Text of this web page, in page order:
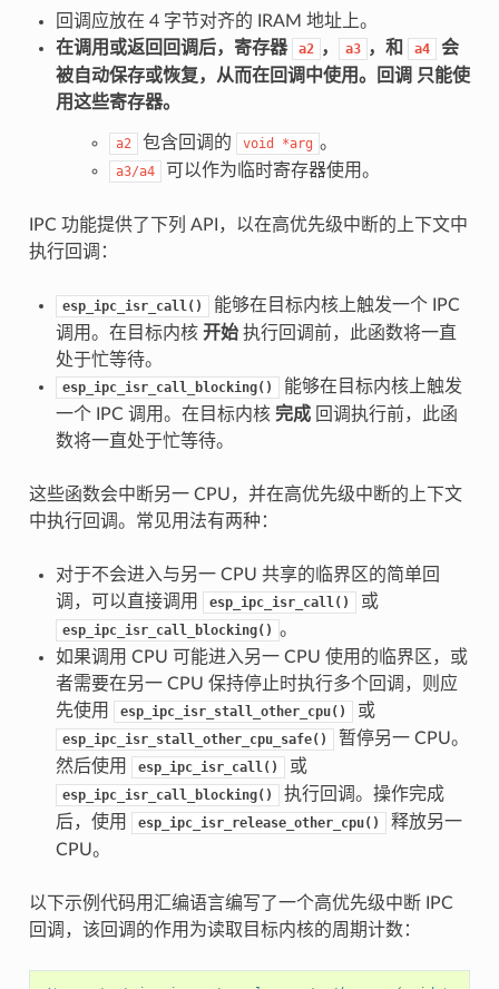
回调应放在 4 字节对齐的 IRAM 地址上。
在调用或返回回调后，寄存器
a2 ， a3 ，和 a4
会
被自动保存或恢复，从而在回调中使用。回调 只能使
用这些寄存器。
a2 包含回调的 void *arg 。
a3/a4 可以作为临时寄存器使用。
IPC 功能提供了下列 API，以在高优先级中断的上下文中
执行回调：
esp_ipc_isr_call()
能够在目标内核上触发一个 IPC
调用。在目标内核 开始执行回调前，此函数将一直
处于忙等待。
esp_ipc_isr_call_blocking()
能够在目标内核上触发
一个 IPC 调用。在目标内核 完成回调执行前，此函
数将一直处于忙等待。
这些函数会中断另一 CPU，并在高优先级中断的上下文
中执行回调。常见用法有两种：
对于不会进入与另一 CPU 共享的临界区的简单回
调，可以直接调用
esp_ipc_isr_call() 或
esp_ipc_isr_call_blocking() 。
如果调用 CPU 可能进入另一 CPU 使用的临界区，或
者需要在另一 CPU 保持停止时执行多个回调，则应
先使用
esp_ipc_isr_stall_other_cpu() 或
esp_ipc_isr_stall_other_cpu_safe()
暂停另一 CPU。
然后使用
esp_ipc_isr_call() 或
esp_ipc_isr_call_blocking()
执行回调。操作完成
后，使用
esp_ipc_isr_release_other_cpu()
释放另一
CPU。
以下示例代码用汇编语言编写了一个高优先级中断 IPC
回调，该回调的作用为读取目标内核的周期计数：